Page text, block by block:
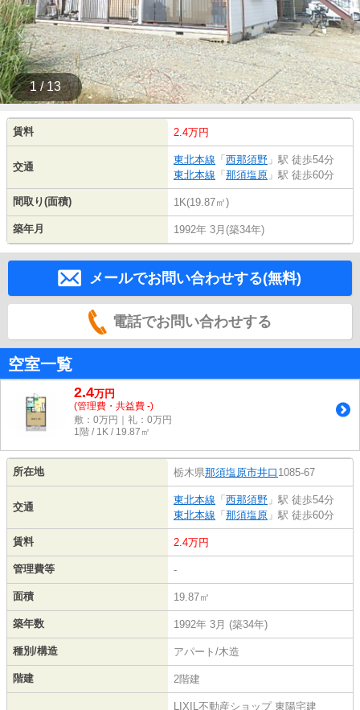
1 / 13
賃料 2.4万円
交通
東北本線 「 西那須野 」駅 徒歩54分
東北本線 「 那須塩原 」駅 徒歩60分
間取り(面積) 1K(19.87㎡)
築年月 1992年 3月(築34年)
メールでお問い合わせする(無料)
電話でお問い合わせする
空室一覧
2.4万円
(管理費・共益費 -)
敷：0万円｜礼：0万円
1階 / 1K / 19.87㎡
所在地 栃木県那須塩原市井口 1085-67
交通
東北本線 「 西那須野 」駅 徒歩54分
東北本線 「 那須塩原 」駅 徒歩60分
賃料 2.4万円
管理費等 -
面積 19.87㎡
築年数 1992年 3月 (築34年)
種別/構造 アパート/木造
階建 2階建
LIXIL不動産ショップ 東陽宅建